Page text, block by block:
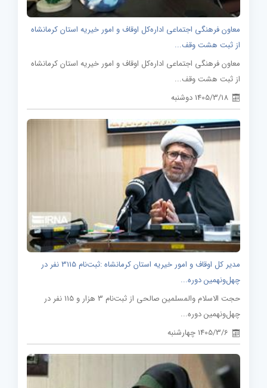
معاون فرهنگی اجتماعی اداره‌کل اوقاف و امور خیریه استان کرمانشاه
از ثبت هشت وقف...
معاون فرهنگی اجتماعی اداره‌کل اوقاف و امور خیریه استان کرمانشاه
از ثبت هشت وقف...
1405/3/18 دوشنبه
مدیر کل اوقاف و امور خیریه استان کرمانشاه :ثبت‌نام 3115 نفر در
چهل‌ونهمین دوره...
حجت الاسلام والمسلمین صالحی از ثبت‌نام 3 هزار و 115 نفر در
چهل‌ونهمین دوره...
1405/3/6 چهارشنبه